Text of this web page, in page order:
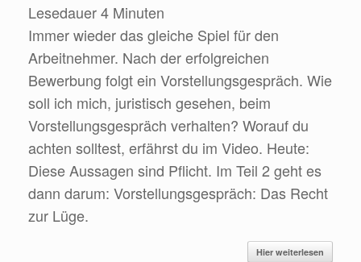
Lesedauer4 Minuten
Immer wieder das gleiche Spiel für den
Arbeitnehmer. Nach der erfolgreichen
Bewerbung folgt ein Vorstellungsgespräch. Wie
soll ich mich, juristisch gesehen, beim
Vorstellungsgespräch verhalten? Worauf du
achten solltest, erfährst du im Video. Heute:
Diese Aussagen sind Pflicht. Im Teil 2 geht es
dann darum: Vorstellungsgespräch: Das Recht
zur Lüge.
Hier weiterlesen